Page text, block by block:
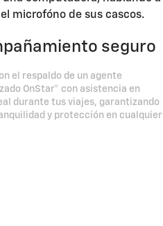
seguro
el respaldo de un agente
OnStar® con asistencia en
durante tus viajes, garantizando
y protección en cualquier